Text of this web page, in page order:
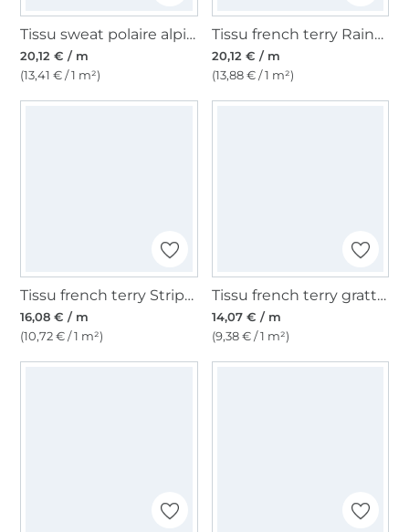
Tissu sweat polaire alpine Amelie, crème
20,12 € / m
(13,41 € / 1 m²)
Tissu french terry Rainbow Leo, multicolore
20,12 € / m
(13,88 € / 1 m²)
Tissu french terry Stripes, rouge
16,08 € / m
(10,72 € / 1 m²)
Tissu french terry gratté, bleu royal clair
14,07 € / m
(9,38 € / 1 m²)